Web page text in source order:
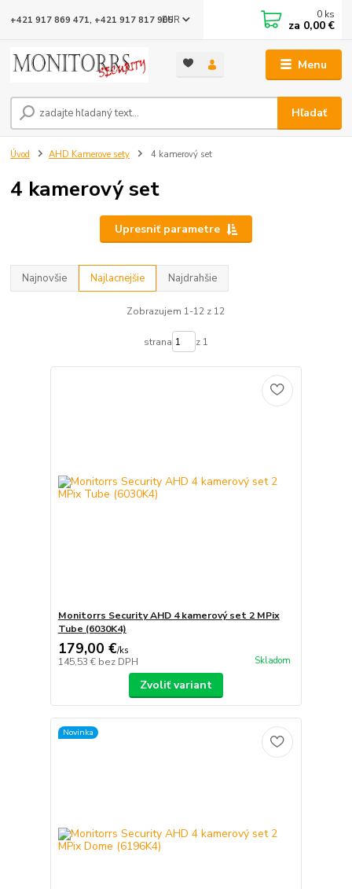
Menu
EUR
Hľadať
+421 917 869 471, +421 917 817 905 0 ks
za 0,00 €
Úvod AHD Kamerove sety 4 kamerový set
4 kamerový set
Upresniť parametre
Najnovšie Najlacnejšie Najdrahšie
Zobrazujem 1-12 z 12
strana z 1
Monitorrs Security AHD 4 kamerový set 2 MPix
Tube (6030K4)
179,00 €/ks
145,53 € bez DPH Skladom
Zvoliť variant
Novinka